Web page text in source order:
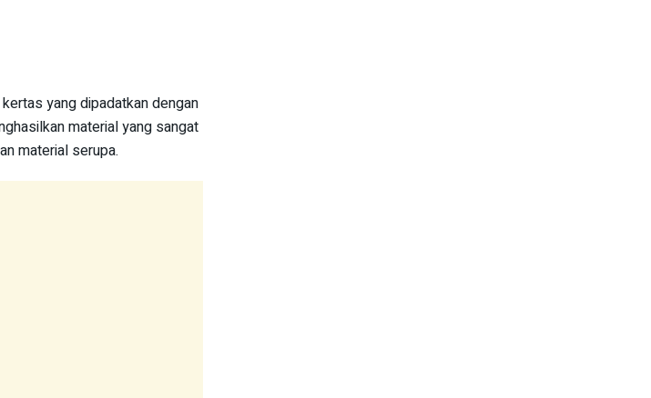
yang dipadatkan dengan
material yang sangat
material serupa.